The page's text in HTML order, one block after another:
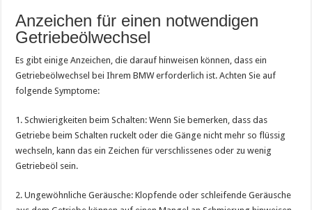
Anzeichen für einen notwendigen
Getriebeölwechsel
Es gibt einige Anzeichen, die darauf hinweisen können, dass ein
Getriebeölwechsel bei Ihrem BMW erforderlich ist. Achten Sie auf
folgende Symptome:
1. Schwierigkeiten beim Schalten: Wenn Sie bemerken, dass das
Getriebe beim Schalten ruckelt oder die Gänge nicht mehr so flüssig
wechseln, kann das ein Zeichen für verschlissenes oder zu wenig
Getriebeöl sein.
2. Ungewöhnliche Geräusche: Klopfende oder schleifende Geräusche